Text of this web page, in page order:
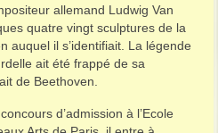
allemand Ludwig Van
quatre vingt sculptures de la
auquel il s’identifiait. La légende
ait été frappé de sa
de Beethoven.
d’admission à l’Ecole